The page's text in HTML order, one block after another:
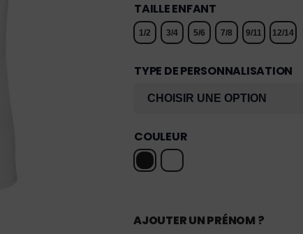
TAILLE ENFANT
1/2 3/4 5/6 7/8 9/11 12/14
TYPE DE PERSONNALISATION
COULEUR
AJOUTER UN PRÉNOM ?